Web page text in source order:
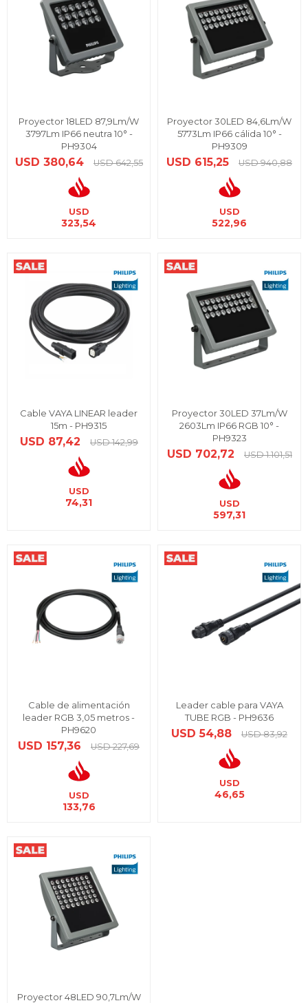
Proyector 18LED 87,9Lm/W
3797Lm IP66 neutra 10° -
PH9304
USD 380,64 USD 642,55
USD
323,54
Proyector 30LED 84,6Lm/W
5773Lm IP66 cálida 10° -
PH9309
USD 615,25 USD 940,88
USD
522,96
Cable VAYA LINEAR leader
15m - PH9315
USD 87,42 USD 142,99
USD
74,31
Proyector 30LED 37Lm/W
2603Lm IP66 RGB 10° -
PH9323
USD 702,72 USD 1.101,51
USD
597,31
Cable de alimentación
leader RGB 3,05 metros -
PH9620
USD 157,36 USD 227,69
USD
133,76
Leader cable para VAYA
TUBE RGB - PH9636
USD 54,88 USD 83,92
USD
46,65
Proyector 48LED 90,7Lm/W